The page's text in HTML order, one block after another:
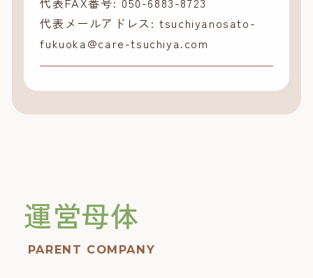
代表メールアドレス: tsuchiyanosato-
fukuoka@care-tsuchiya.com
運営母体
PARENT COMPANY